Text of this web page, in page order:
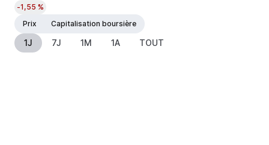
-1,55 %
Prix
Capitalisation boursière
1J 7J 1M 1A TOUT